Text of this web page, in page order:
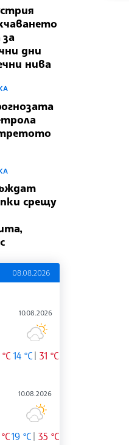
дни
нива
срещу
08.08.2026
10.08.2026
14 °C 31 °C
10.08.2026
19 °C 35 °C